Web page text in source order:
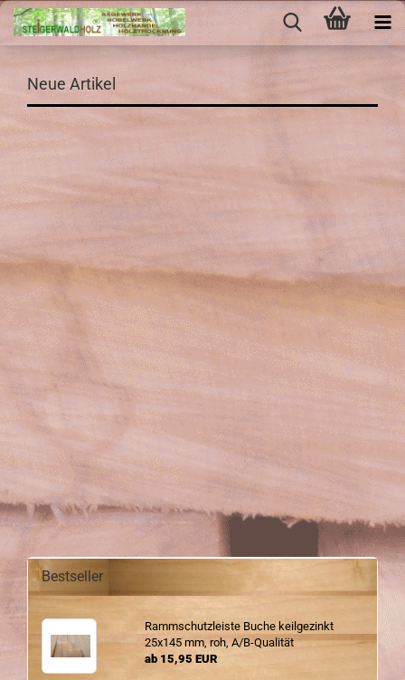
Neue Artikel
Bestseller
Ramm­schutz­leis­te Buche keil­ge­zinkt
25x145 mm, roh, A/B-​Qualität
ab 15,95 EUR